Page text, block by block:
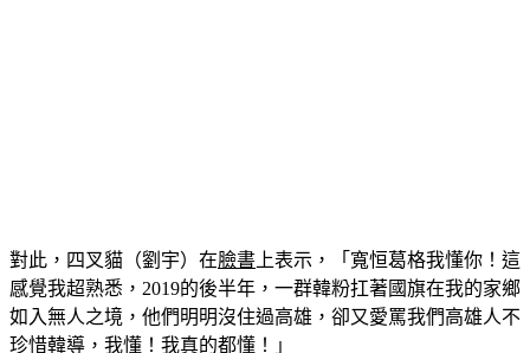
感覺我超熟悉，2019的後半年，一群韓粉扛著國旗在我的家鄉
如入無人之境，他們明明沒住過高雄，卻又愛罵我們高雄人不
珍惜韓導，我懂！我真的都懂！」